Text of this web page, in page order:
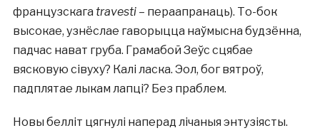
французскага travesti– пераапранаць). То-бок
высокае, узнёслае гаворыцца наўмысна будзённа,
падчас нават груба. Грамабой Зеўс сцябае
вясковую сівуху? Калі ласка. Эол, бог вятроў,
падплятае лыкам лапці? Без праблем.
Новы белліт цягнулі наперад лічаныя энтузіясты.